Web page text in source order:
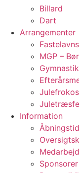
Billard
Dart
Arrangementer
MGP –
Information
Sponsorer